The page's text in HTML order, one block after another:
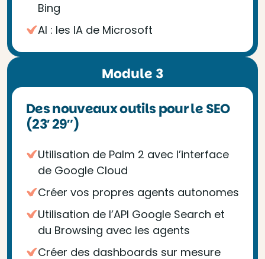
Bing
AI : les IA de Microsoft
Module 3
Des nouveaux outils pour le SEO
(23′ 29″)
Utilisation de Palm 2 avec l’interface
de Google Cloud
Créer vos propres agents autonomes
Utilisation de l’API Google Search et
du Browsing avec les agents
Créer des dashboards sur mesure